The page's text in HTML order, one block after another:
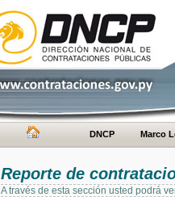
DNCP Marco
Reporte de
A través de esta sección usted podrá